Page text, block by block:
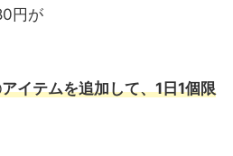
円が
イテムを追加して、1日1個限